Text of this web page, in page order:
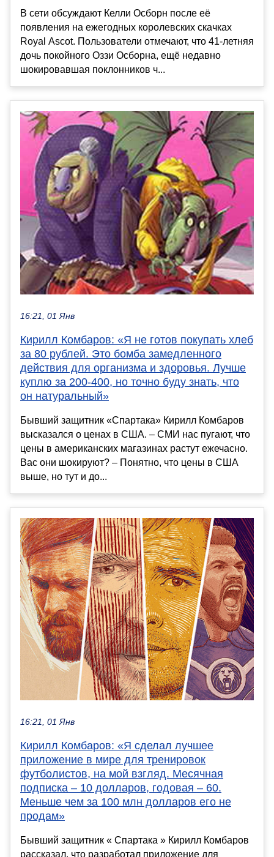
В сети обсуждают Келли Осборн после её
появления на ежегодных королевских скачках
Royal Ascot. Пользователи отмечают, что 41-летняя
дочь покойного Оззи Осборна, ещё недавно
шокировавшая поклонников ч...
16:21, 01 Янв
Кирилл Комбаров: «Я не готов покупать хлеб
за 80 рублей. Это бомба замедленного
действия для организма и здоровья. Лучше
куплю за 200-400, но точно буду знать, что
он натуральный»
Бывший защитник «Спартака» Кирилл Комбаров
высказался о ценах в США. – СМИ нас пугают, что
цены в американских магазинах растут ежечасно.
Вас они шокируют? – Понятно, что цены в США
выше, но тут и до...
16:21, 01 Янв
Кирилл Комбаров: «Я сделал лучшее
приложение в мире для тренировок
футболистов, на мой взгляд. Месячная
подписка – 10 долларов, годовая – 60.
Меньше чем за 100 млн долларов его не
продам»
Бывший защитник « Спартака » Кирилл Комбаров
рассказал, что разработал приложение для